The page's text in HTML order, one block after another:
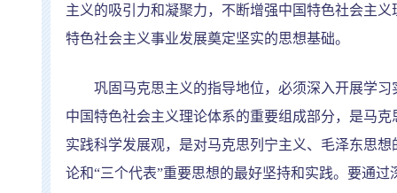
主义的吸引力和凝聚力，不断增强中国特色社会主
特色社会主义事业发展奠定坚实的思想基础。
巩固马克思主义的指导地位，必须深入开展学习
中国特色社会主义理论体系的重要组成部分，是马
实践科学发展观，是对马克思列宁主义、毛泽东思
论和“三个代表”重要思想的最好坚持和实践。要通